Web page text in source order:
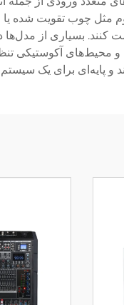
مثل چوب تقویت شده
بسیاری از مدل‌ها
و محیط‌های آکوستیکی
پایه‌ای برای یک